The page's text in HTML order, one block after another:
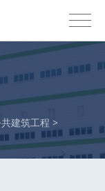
建筑工程>